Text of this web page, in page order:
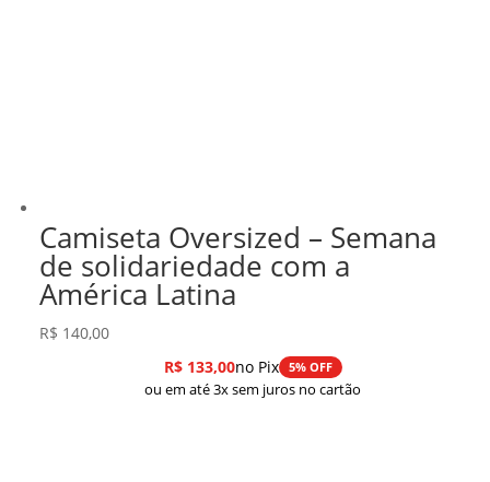
Camiseta Oversized – Semana
de solidariedade com a
América Latina
R$ 140,00
R$133,00no Pix 5% OFF
ou em até 3x sem juros no cartão